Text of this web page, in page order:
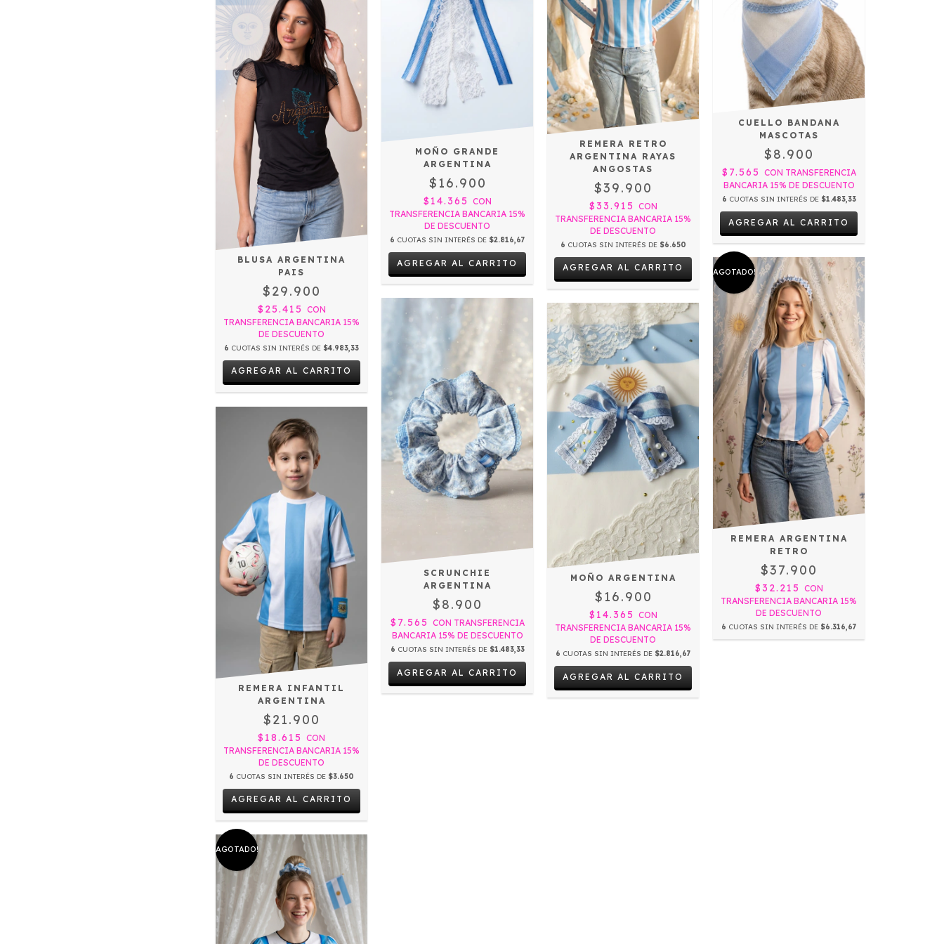
BLUSA ARGENTINA
PAIS
$29.900
$25.415 CON
TRANSFERENCIA BANCARIA 15%
DE DESCUENTO
6 CUOTAS SIN INTERÉS DE $4.983,33
AGREGAR AL CARRITO
MOÑO GRANDE
ARGENTINA
$16.900
$14.365 CON
TRANSFERENCIA BANCARIA 15%
DE DESCUENTO
6 CUOTAS SIN INTERÉS DE $2.816,67
REMERA RETRO
ARGENTINA RAYAS
ANGOSTAS
$39.900
$33.915 CON
TRANSFERENCIA BANCARIA 15%
DE DESCUENTO
6 CUOTAS SIN INTERÉS DE $6.650
AGREGAR AL CARRITO
CUELLO BANDANA
MASCOTAS
$8.900
$7.565 CON TRANSFERENCIA
BANCARIA 15% DE DESCUENTO
6 CUOTAS SIN INTERÉS DE $1.483,33
REMERA INFANTIL
ARGENTINA
$21.900
$18.615CON
TRANSFERENCIA BANCARIA 15%
DE DESCUENTO
6 CUOTAS SIN INTERÉS DE $3.650
AGREGAR AL CARRITO
SCRUNCHIE
ARGENTINA
$8.900
$7.565 CON TRANSFERENCIA
BANCARIA 15% DE DESCUENTO
6 CUOTAS SIN INTERÉS DE $1.483,33
MOÑO ARGENTINA
$16.900
$14.365 CON
TRANSFERENCIA BANCARIA 15%
DE DESCUENTO
6 CUOTAS SIN INTERÉS DE $2.816,67
AGOTADO!
REMERA ARGENTINA
RETRO
$37.900
$32.215 CON
TRANSFERENCIA BANCARIA 15%
DE DESCUENTO
6 CUOTAS SIN INTERÉS DE $6.316,67
AGOTADO!